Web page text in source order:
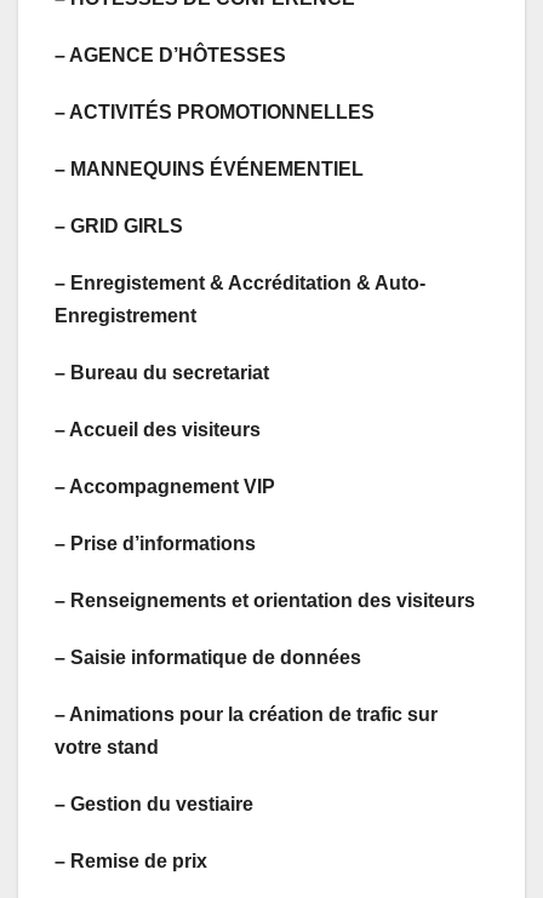
– AGENCE D’HÔTESSES
– ACTIVITÉS PROMOTIONNELLES
– MANNEQUINS ÉVÉNEMENTIEL
– GRID GIRLS
– Enregistement & Accréditation & Auto-
Enregistrement
– Bureau du secretariat
– Accueil des visiteurs
– Accompagnement VIP
– Prise d’informations
– Renseignements et orientation des visiteurs
– Saisie informatique de données
– Animations pour la création de trafic sur
votre stand
– Gestion du vestiaire
– Remise de prix